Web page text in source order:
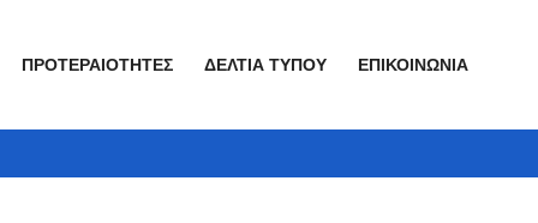
ΠΡΟΤΕΡΑΙΌΤΗΤΕΣ ΔΕΛΤΊΑ ΤΎΠΟΥ ΕΠΙΚΟΙΝΩΝΊΑ